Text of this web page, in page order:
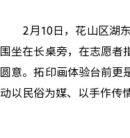
2月10日，花山区湖东
围坐在长桌旁，在志愿者
圆意。拓印画体验台前
动以民俗为媒、以手作传